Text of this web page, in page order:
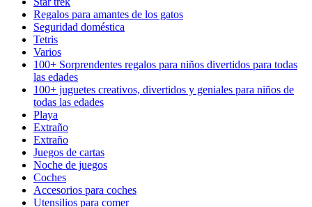
Regalos para amantes de los gatos
Seguridad doméstica
Tetris
Varios
100+ Sorprendentes regalos para niños divertidos para todas
las edades
100+ juguetes creativos, divertidos y geniales para niños de
todas las edades
Playa
Extraño
Extraño
Juegos de cartas
Noche de juegos
Coches
Accesorios para coches
Utensilios para comer